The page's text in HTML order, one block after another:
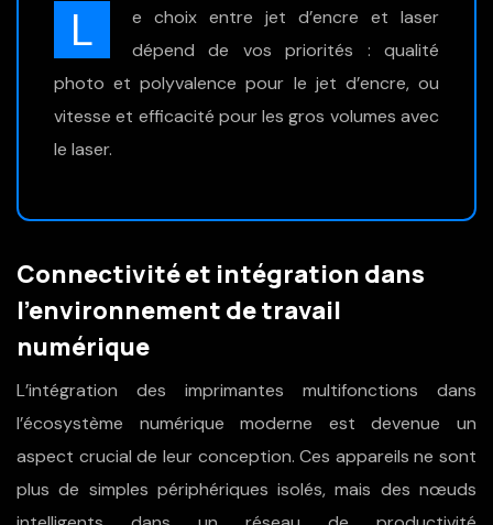
L
e choix entre jet d’encre et laser
dépend de vos priorités : qualité
photo et polyvalence pour le jet d’encre, ou
vitesse et efficacité pour les gros volumes avec
le laser.
Connectivité et intégration dans
l’environnement de travail
numérique
L’intégration des imprimantes multifonctions dans
l’écosystème numérique moderne est devenue un
aspect crucial de leur conception. Ces appareils ne sont
plus de simples périphériques isolés, mais des nœuds